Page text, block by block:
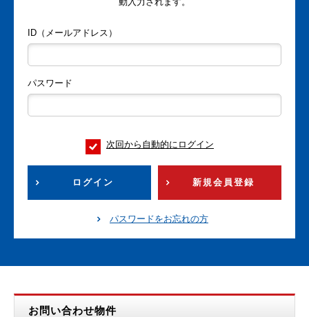
ID（メールアドレス）
パスワード
次回から自動的にログイン
ログイン 新規会員登録
パスワードをお忘れの方
お問い合わせ物件